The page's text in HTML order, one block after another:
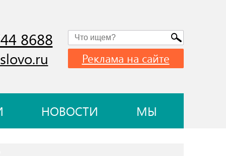
8688
Реклама на сайте
НОВОСТИ МЫ